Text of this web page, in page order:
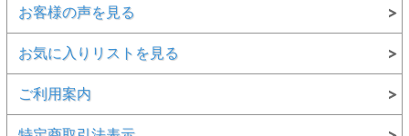
お客様の声を見る
お気に入りリストを見る
ご利用案内